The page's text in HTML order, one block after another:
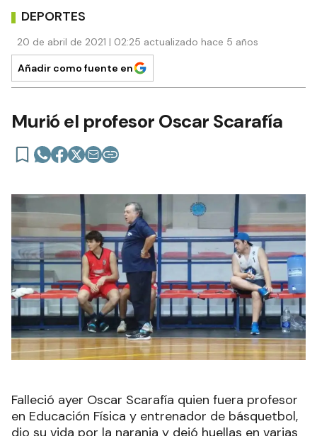
DEPORTES
20 de abril de 2021 | 02:25 actualizado hace 5 años
Añadir como fuente en
Murió el profesor Oscar Scarafía
Falleció ayer Oscar Scarafía quien fuera profesor
en Educación Física y entrenador de básquetbol,
dio su vida por la naranja y dejó huellas en varias